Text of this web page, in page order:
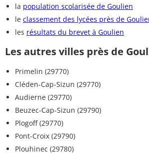
la population scolarisée de Goulien
le classement des lycées près de
les résultats du brevet à Goulien
Les autres villes près de
Primelin (29770)
Cléden-Cap-Sizun (29770)
Audierne (29770)
Beuzec-Cap-Sizun (29790)
Plogoff (29770)
Pont-Croix (29790)
Plouhinec (29780)